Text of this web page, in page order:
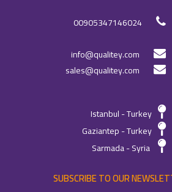
00905347146024
info@qualitey.com
sales@qualitey.com
Istanbul - Turkey
Gaziantep - Turkey
Sarmada - Syria
SUBSCRIBE TO OUR